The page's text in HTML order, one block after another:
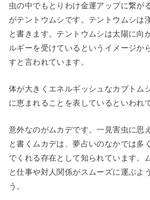
虫の中でもとりわけ金運アップに繋が
がテントウムシです。テントウムシは
と書きます。テントウムシは太陽に向
ルギーを受けているというイメージか
すと言われています。
体が大きくエネルギッシュなカブトム
に恵まれることを表しているといわれ
意外なのがムカデです。一見害虫に思
と書くムカデは、夢占いのなかでは多
でくれる存在として知られています。
と仕事や対人関係がスムーズに運ぶよ
う。